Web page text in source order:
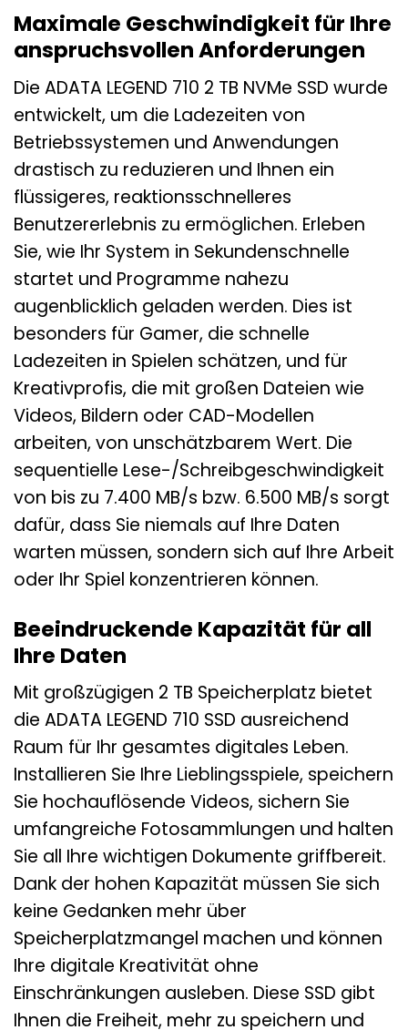
Maximale Geschwindigkeit für Ihre
anspruchsvollen Anforderungen
Die ADATA LEGEND 710 2 TB NVMe SSD wurde
entwickelt, um die Ladezeiten von
Betriebssystemen und Anwendungen
drastisch zu reduzieren und Ihnen ein
flüssigeres, reaktionsschnelleres
Benutzererlebnis zu ermöglichen. Erleben
Sie, wie Ihr System in Sekundenschnelle
startet und Programme nahezu
augenblicklich geladen werden. Dies ist
besonders für Gamer, die schnelle
Ladezeiten in Spielen schätzen, und für
Kreativprofis, die mit großen Dateien wie
Videos, Bildern oder CAD-Modellen
arbeiten, von unschätzbarem Wert. Die
sequentielle Lese-/Schreibgeschwindigkeit
von bis zu 7.400 MB/s bzw. 6.500 MB/s sorgt
dafür, dass Sie niemals auf Ihre Daten
warten müssen, sondern sich auf Ihre Arbeit
oder Ihr Spiel konzentrieren können.
Beeindruckende Kapazität für all
Ihre Daten
Mit großzügigen 2 TB Speicherplatz bietet
die ADATA LEGEND 710 SSD ausreichend
Raum für Ihr gesamtes digitales Leben.
Installieren Sie Ihre Lieblingsspiele, speichern
Sie hochauflösende Videos, sichern Sie
umfangreiche Fotosammlungen und halten
Sie all Ihre wichtigen Dokumente griffbereit.
Dank der hohen Kapazität müssen Sie sich
keine Gedanken mehr über
Speicherplatzmangel machen und können
Ihre digitale Kreativität ohne
Einschränkungen ausleben. Diese SSD gibt
Ihnen die Freiheit, mehr zu speichern und